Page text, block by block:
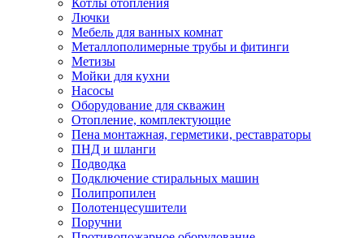
Котлы отопления
Лючки
Мебель для ванных комнат
Металлополимерные трубы и фитинги
Метизы
Мойки для кухни
Насосы
Оборудование для скважин
Отопление, комплектующие
Пена монтажная, герметики, реставраторы
ПНД и шланги
Подводка
Подключение стиральных машин
Полипропилен
Полотенцесушители
Поручни